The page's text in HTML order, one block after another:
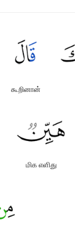
கூறினான்
மிக எளிது